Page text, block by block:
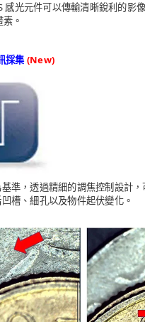
感光元件可以傳輸清晰銳利的影
。
採集(New)
準，透過精細的調焦控制設計
槽、細孔以及物件起伏變化。